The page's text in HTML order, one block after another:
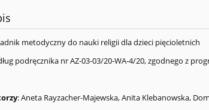
metodyczny do nauki religii dla dzieci pięcioletnich
podręcznika nr AZ-03-03/20-WA-4/20, zgodnego z
: Aneta Rayzacher-Majewska, Anita Klebanowska,